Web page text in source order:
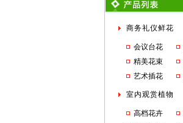
商务礼仪鲜花
会议台花
精美花束
艺术插花
室内观赏植物
高档花卉